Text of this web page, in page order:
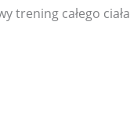
trening całego ciała